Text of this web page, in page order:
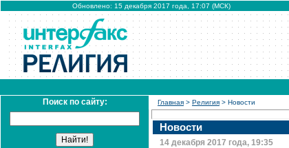
Обновлено: 15 декабря 2017 года, 17:07 (МСК)
Поиск по сайту: Главная > Религия > Новости
Новости
14 декабря 2017 года, 19:35